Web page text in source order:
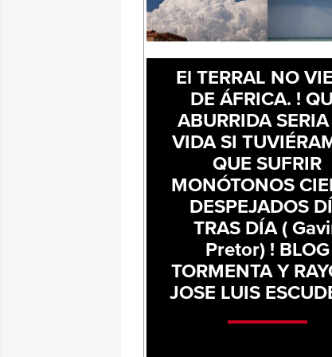
El TERRAL NO
DE ÁFRICA. !
ABURRIDA
VIDA SI
QUE SUFRIR
MONÓTONOS
DESPEJADOS
TRAS DÍA (
Pretor) ! BLOG
TORMENTA Y
JOSE LUIS